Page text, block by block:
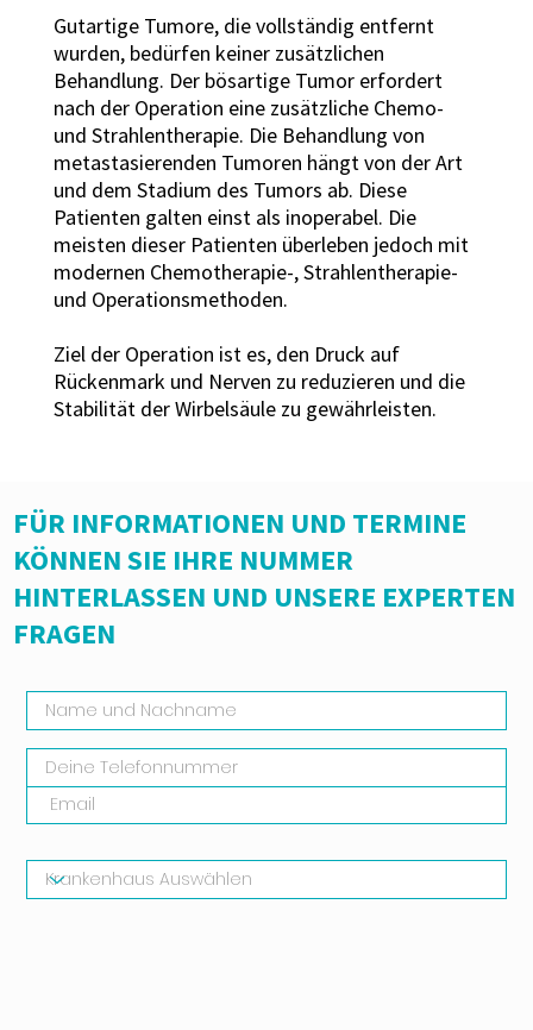
Gutartige Tumore, die vollständig entfernt
wurden, bedürfen keiner zusätzlichen
Behandlung. Der bösartige Tumor erfordert
nach der Operation eine zusätzliche Chemo-
und Strahlentherapie. Die Behandlung von
metastasierenden Tumoren hängt von der Art
und dem Stadium des Tumors ab. Diese
Patienten galten einst als inoperabel. Die
meisten dieser Patienten überleben jedoch mit
modernen Chemotherapie-, Strahlentherapie-
und Operationsmethoden.
Ziel der Operation ist es, den Druck auf
Rückenmark und Nerven zu reduzieren und die
Stabilität der Wirbelsäule zu gewährleisten.
FÜR INFORMATIONEN UND TERMINE
KÖNNEN SIE IHRE NUMMER
HINTERLASSEN UND UNSERE EXPERTEN
FRAGEN